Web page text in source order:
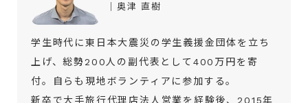
│奥津 直樹
学生時代に東日本大震災の学生義援金団体を立ち
上げ、総勢200人の副代表として400万円を寄
付。自らも現地ボランティアに参加する。
新卒で大手旅行代理店法人営業を経験後、2015年